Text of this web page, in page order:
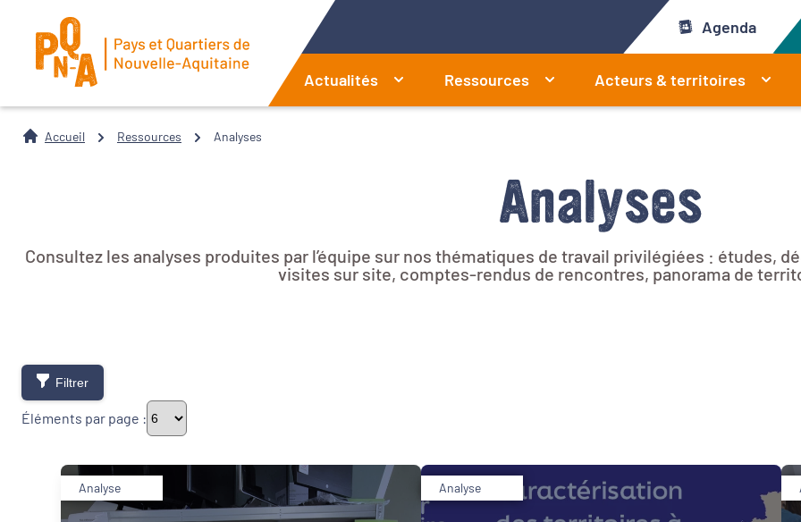
Agenda
Actualités Ressources Acteurs & territoires
Accueil Ressources Analyses
Analyses
Consultez les analyses produites par l’équipe sur nos thématiques de travail privilégiées : études,
visites sur site, comptes-rendus de rencontres, panorama de
Filtrer
Éléments par page :
Thématiques
Analyse Analyse